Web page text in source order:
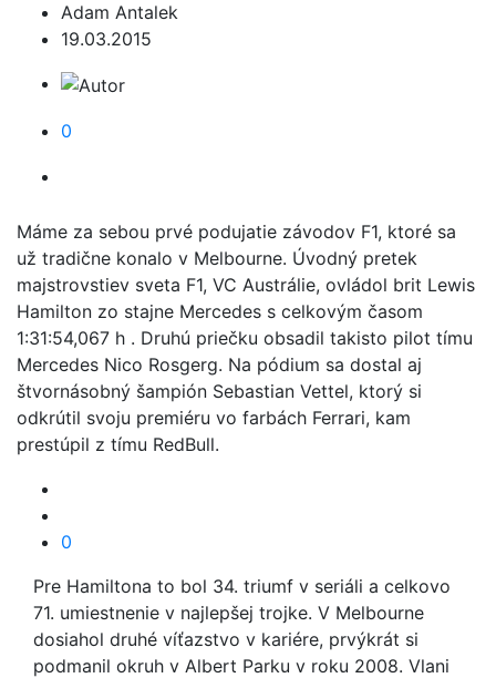
Adam Antalek
19.03.2015
0
Máme za sebou prvé podujatie závodov F1, ktoré sa
už tradične konalo v Melbourne. Úvodný pretek
majstrovstiev sveta F1, VC Austrálie, ovládol brit Lewis
Hamilton zo stajne Mercedes s celkovým časom
1:31:54,067 h . Druhú priečku obsadil takisto pilot tímu
Mercedes Nico Rosgerg. Na pódium sa dostal aj
štvornásobný šampión Sebastian Vettel, ktorý si
odkrútil svoju premiéru vo farbách Ferrari, kam
prestúpil z tímu RedBull.
0
Pre Hamiltona to bol 34. triumf v seriáli a celkovo
71. umiestnenie v najlepšej trojke. V Melbourne
dosiahol druhé víťazstvo v kariére, prvýkrát si
podmanil okruh v Albert Parku v roku 2008. Vlani